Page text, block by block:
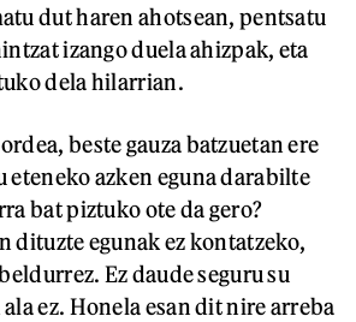
dut haren ahotsean, pentsatu
izango duela ahizpak, eta
dela hilarrian.
beste gauza batzuetan ere
eteneko azken eguna darabilte
bat piztuko ote da gero?
dituzte egunak ez kontatzeko,
Ez daude seguru su
ez. Honela esan dit nire arreba